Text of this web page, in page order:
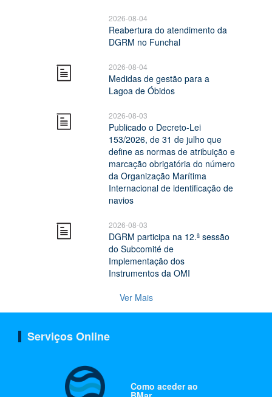
2026-08-04
Reabertura do atendimento da
DGRM no Funchal
2026-08-04
Medidas de gestão para a
Lagoa de Óbidos
2026-08-03
Publicado o Decreto-Lei
153/2026, de 31 de julho que
define as normas de atribuição e
marcação obrigatória do número
da Organização Marítima
Internacional de identificação de
navios
2026-08-03
DGRM participa na 12.ª sessão
do Subcomité de
Implementação dos
Instrumentos da OMI
Ver Mais
Serviços Online
Como aceder ao